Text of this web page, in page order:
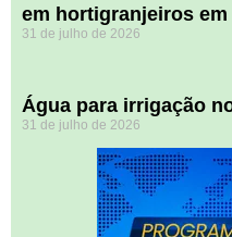
em hortigranjeiros em
31 de julho de 2026
Água para irrigação
31 de julho de 2026